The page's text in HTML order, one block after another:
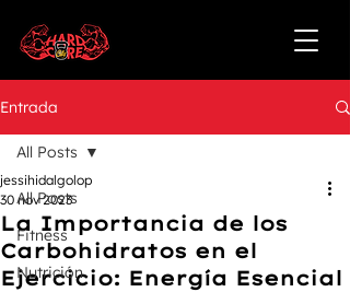
Entrada
All Posts
Fitness
Nutrición
All Posts
La Importancia de los
Carbohidratos en el
Ejercicio: Energía Esencial
jessihidalgolop
30 nov 2023